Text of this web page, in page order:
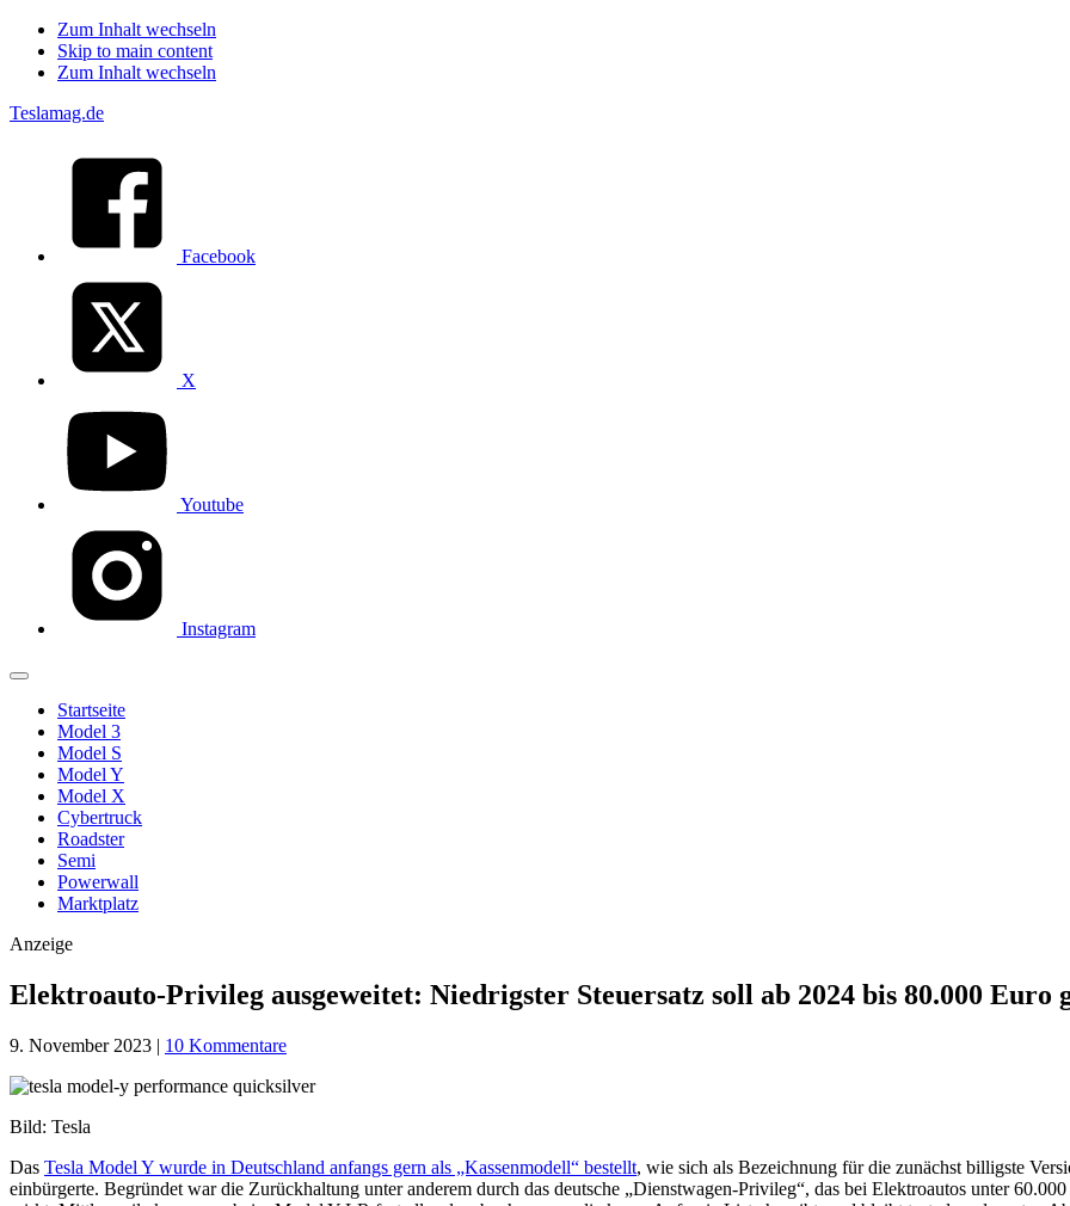
Zum Inhalt wechseln
Skip to main content
Zum Inhalt wechseln
Teslamag.de
Facebook
X
Youtube
Instagram
Startseite
Model 3
Model S
Model Y
Model X
Cybertruck
Roadster
Semi
Powerwall
Marktplatz
Anzeige
Elektroauto-Privileg ausgeweitet: Niedrigster Steuersatz soll ab 2024 bis 80.000 Euro
9. November 2023 | 10 Kommentare
Bild: Tesla
Das Tesla Model Y wurde in Deutschland anfangs gern als „Kassenmodell“ bestellt, wie sich als Bezeichnung für die zunächst billigste
einbürgerte. Begründet war die Zurückhaltung unter anderem durch das deutsche „Dienstwagen-Privileg“, das bei Elektroautos unter